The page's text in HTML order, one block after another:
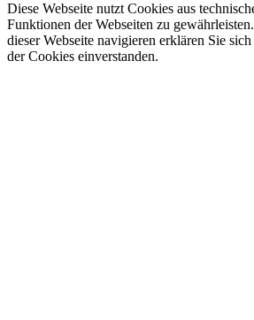
Diese Webseite nutzt Cookies aus
Funktionen der Webseiten zu
dieser Webseite navigieren erklären Sie
der Cookies einverstanden.